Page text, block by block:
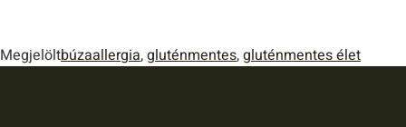
Megjelöltbúzaallergia,gluténmentes,gluténmentes élet